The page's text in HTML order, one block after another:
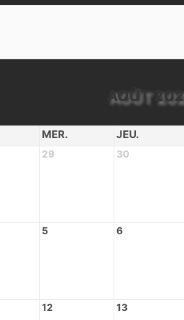
AOÛT
MER. JEU.
29 30
5 6
12 13